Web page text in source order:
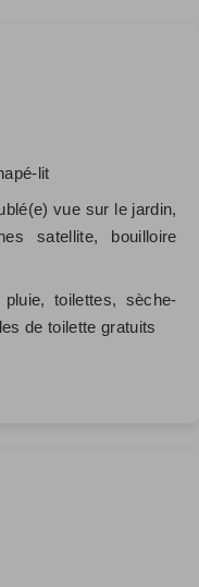
lit
vue sur le jardin,
satellite, bouilloire
toilettes, sèche-
de toilette gratuits